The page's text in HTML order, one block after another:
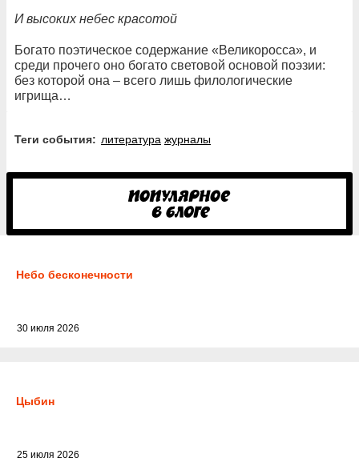
И высоких небес красотой
Богато поэтическое содержание «Великоросса», и
среди прочего оно богато световой основой поэзии:
без которой она – всего лишь филологические
игрища…
Теги события: литература журналы
Небо бесконечности
30 июля 2026
Цыбин
25 июля 2026